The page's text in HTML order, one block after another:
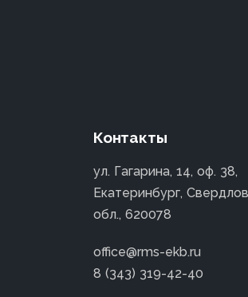
Контакты
ул. Гагарина, 14, оф. 38,
Екатеринбург,
обл., 620078
office@rms-ekb.ru
8 (343) 319-42-40